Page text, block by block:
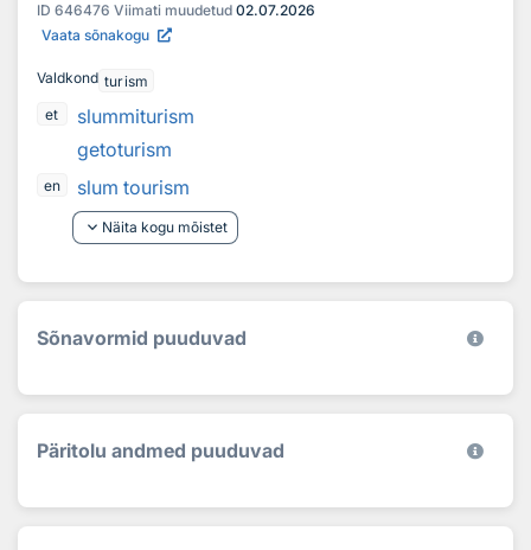
ID 646476 Viimati muudetud 02.07.2026
Vaata sõnakogu
Valdkond turism
et
slummiturism
getoturism
en
slum tourism
keyboard_arrow_down Näita kogu mõistet
Sõnavormid puuduvad
Päritolu andmed puuduvad